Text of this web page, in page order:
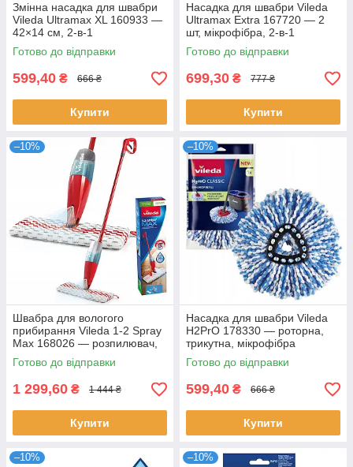
Змінна насадка для швабри
Vileda Ultramax XL 160933 —
42×14 см, 2-в-1
Готово до відправки
599,40 ₴ 666 ₴
Купити
Насадка для швабри Vileda
Ultramax Extra 167720 — 2
шт, мікрофібра, 2-в-1
Готово до відправки
699,30 ₴ 777 ₴
Купити
–10%
Швабра для вологого
прибирання Vileda 1-2 Spray
Max 168026 — розпилювач,
600 мл
Готово до відправки
1 299,60 ₴ 1 444 ₴
Купити
–10%
Насадка для швабри Vileda
H2PrO 178330 — роторна,
трикутна, мікрофібра
Готово до відправки
599,40 ₴ 666 ₴
Купити
–10% –10%